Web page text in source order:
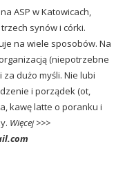
ASP w Katowicach,
synów i córki.
na wiele sposobów. Na
(niepotrzebne
dużo myśli. Nie lubi
i porządek (ot,
kawę latte o poranku i
Więcej >>>